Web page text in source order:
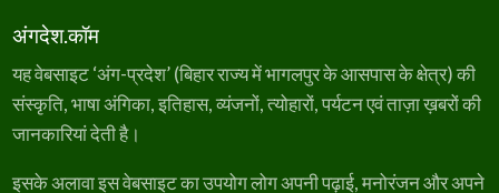
अंगदेश.कॉम
यह वेबसाइट ‘अंग-प्रदेश’ (बिहार राज्य में भागलपुर के आसपास के क्षेत्र) की
संस्कृति, भाषा अंगिका, इतिहास, व्यंजनों, त्योहारों, पर्यटन एवं ताज़ा ख़बरों की
जानकारियां देती है।
इसके अलावा इस वेबसाइट का उपयोग लोग अपनी पढ़ाई, मनोरंजन और अपने